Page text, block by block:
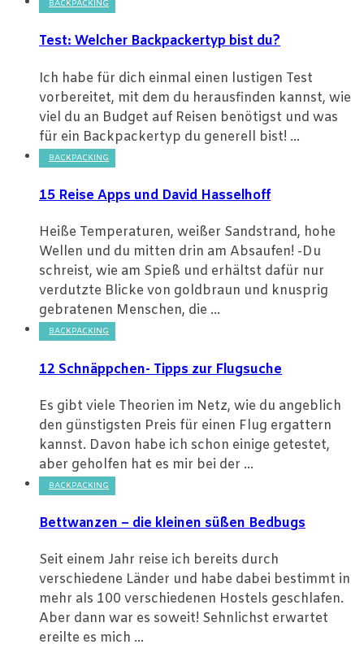
BACKPACKING
Test: Welcher Backpackertyp bist du?
Ich habe für dich einmal einen lustigen Test
vorbereitet, mit dem du herausfinden kannst, wie
viel du an Budget auf Reisen benötigst und was
für ein Backpackertyp du generell bist! ...
BACKPACKING
15 Reise Apps und David Hasselhoff
Heiße Temperaturen, weißer Sandstrand, hohe
Wellen und du mitten drin am Absaufen! -Du
schreist, wie am Spieß und erhältst dafür nur
verdutzte Blicke von goldbraun und knusprig
gebratenen Menschen, die ...
BACKPACKING
12 Schnäppchen- Tipps zur Flugsuche
Es gibt viele Theorien im Netz, wie du angeblich
den günstigsten Preis für einen Flug ergattern
kannst. Davon habe ich schon einige getestet,
aber geholfen hat es mir bei der ...
BACKPACKING
Bettwanzen – die kleinen süßen Bedbugs
Seit einem Jahr reise ich bereits durch
verschiedene Länder und habe dabei bestimmt in
mehr als 100 verschiedenen Hostels geschlafen.
Aber dann war es soweit! Sehnlichst erwartet
ereilte es mich ...